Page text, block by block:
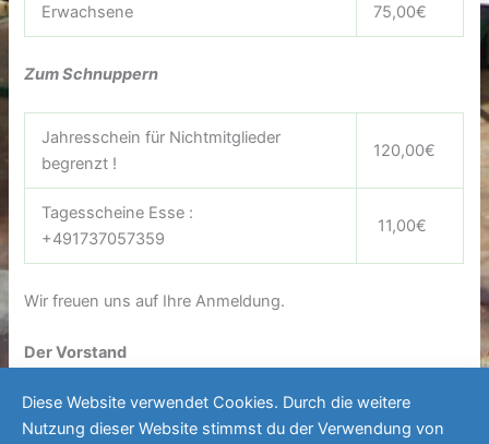
Erwachsene 75,00€
Zum Schnuppern
Jahresschein für Nichtmitglieder
begrenzt !
120,00€
Tagesscheine Esse :
+491737057359
11,00€
Wir freuen uns auf Ihre Anmeldung.
Der Vorstand
Diese Website verwendet Cookies. Durch die weitere
Nutzung dieser Website stimmst du der Verwendung von